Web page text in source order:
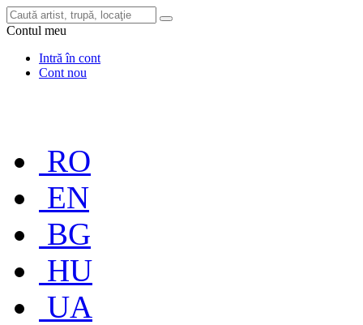
Contul meu
Intră în cont
Cont nou
RO
EN
BG
HU
UA